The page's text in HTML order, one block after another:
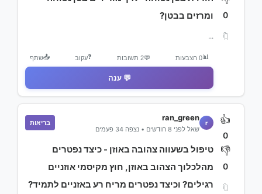
0
🔖
ומרזים בבטן?
...
📊0 הצבעות 💬2 תשובות ❓עקוב 📤שתף
💬 ענה
👍
0
👎
0
🔖
r
ran_green
שאל לפני 8 חודשים • נצפה 34 פעמים
בריאות
טיפול בשעווה צהובה באוזן - כיצד נפטרים
מהלכלוך הצהוב באוזן, חוץ מקיסמי אוזניים
רגילים? וכיצד נפטרים מריח רע באזניים לתמיד?